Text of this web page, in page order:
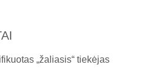
„žaliasis“ tiekėjas